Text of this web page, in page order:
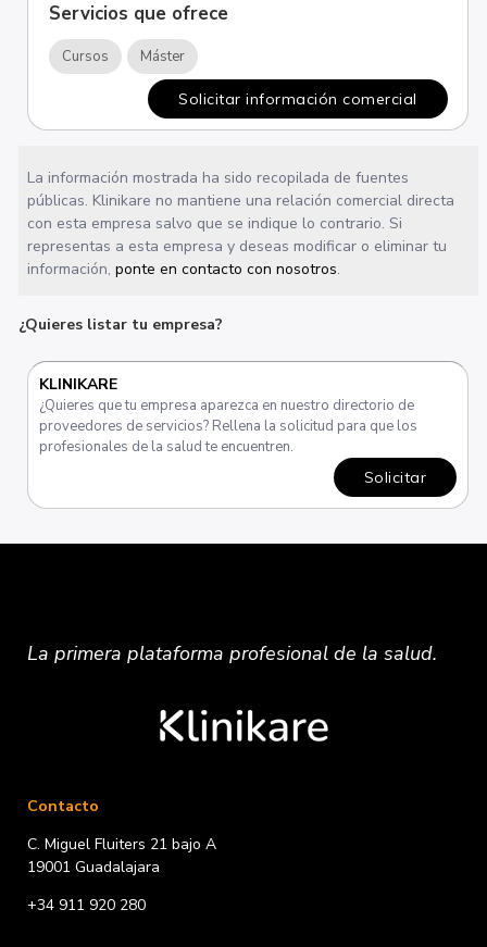
Servicios que ofrece
Cursos Máster
Solicitar información comercial
La información mostrada ha sido recopilada de fuentes
públicas. Klinikare no mantiene una relación comercial directa
con esta empresa salvo que se indique lo contrario. Si
representas a esta empresa y deseas modificar o eliminar tu
información,ponte en contacto con nosotros.
¿Quieres listar tu empresa?
KLINIKARE
¿Quieres que tu empresa aparezca en nuestro directorio de
proveedores de servicios? Rellena la solicitud para que los
profesionales de la salud te encuentren.
Solicitar
La primera plataformaprofesionalde la salud.
Contacto
C. Miguel Fluiters 21 bajo A
19001 Guadalajara
+34 911 920 280